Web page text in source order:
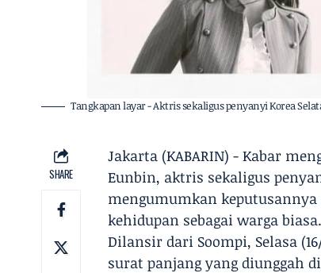
Tangkapan layar - Aktris sekaligus penyanyi Korea
SHARE
Jakarta (KABARIN) - Kabar
Eunbin, aktris sekaligus
mengumumkan
kehidupan sebagai warga biasa.
Dilansir dari Soompi, Selasa
surat panjang yang diunggah